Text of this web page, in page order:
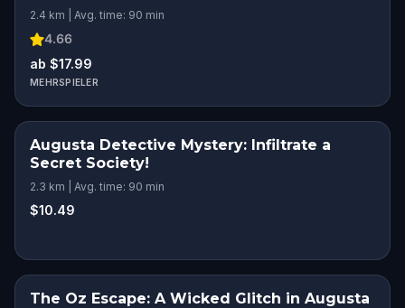
2.4 km | Avg. time: 90 min
4.66
ab $17.99
MEHRSPIELER
Augusta Detective Mystery: Infiltrate a
Secret Society!
2.3 km | Avg. time: 90 min
$10.49
The Oz Escape: A Wicked Glitch in Augusta